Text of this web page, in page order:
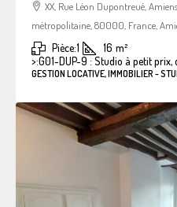
XX, Rue Léon Dupontreué,
métropolitaine, 80000, France,
Pièce:1 16 m²
>:G01-DUP-9 : Studio à petit
GESTION LOCATIVE, IMMOBILIER -